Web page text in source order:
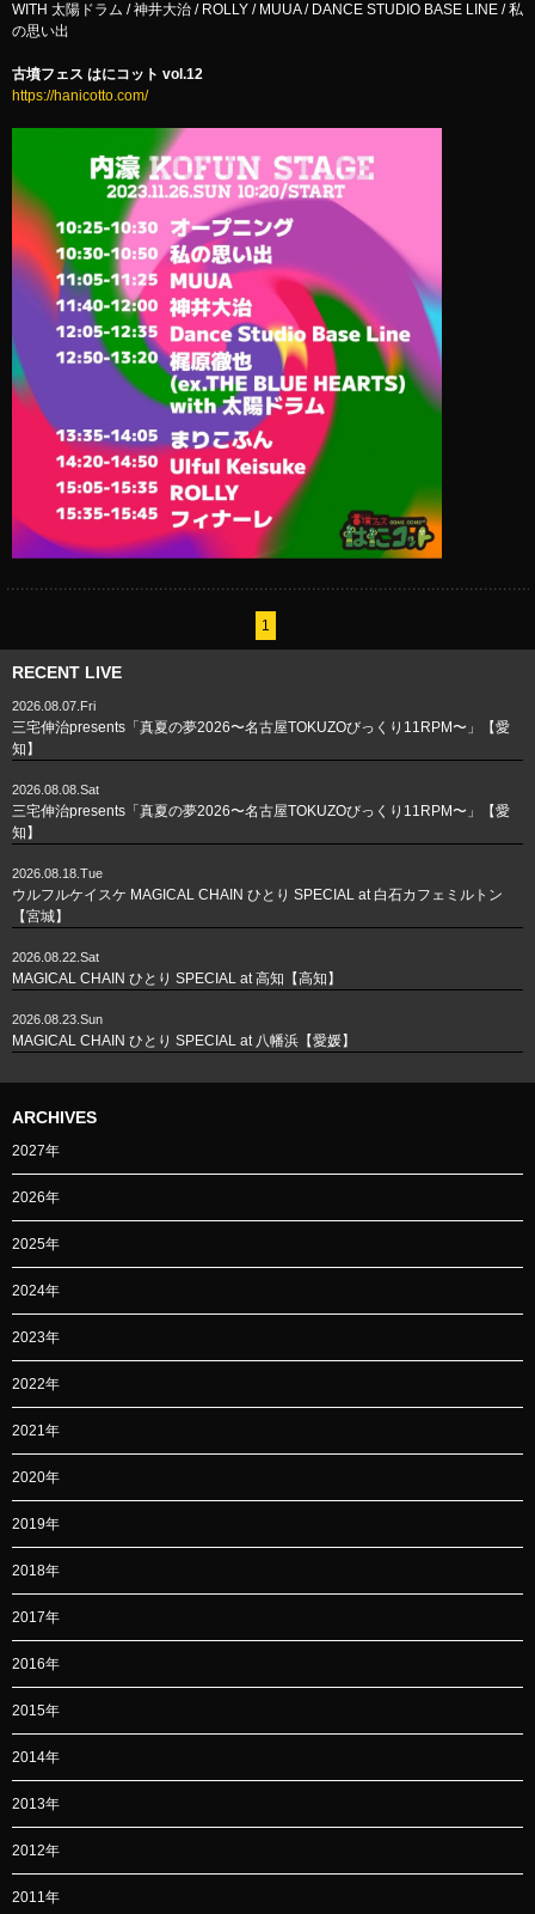
WITH 太陽ドラム / 神井大治 / ROLLY / MUUA / DANCE STUDIO BASE LINE / 私
の思い出
古墳フェス はにコット vol.12
https://hanicotto.com/
1
RECENT LIVE
2026.08.07.Fri
三宅伸治presents「真夏の夢2026〜名古屋TOKUZOびっくり11RPM〜」【愛
知】
2026.08.08.Sat
三宅伸治presents「真夏の夢2026〜名古屋TOKUZOびっくり11RPM〜」【愛
知】
2026.08.18.Tue
ウルフルケイスケ MAGICAL CHAIN ひとり SPECIAL at 白石カフェミルトン
【宮城】
2026.08.22.Sat
MAGICAL CHAIN ひとり SPECIAL at 高知【高知】
2026.08.23.Sun
MAGICAL CHAIN ひとり SPECIAL at 八幡浜【愛媛】
ARCHIVES
2027年
2026年
2025年
2024年
2023年
2022年
2021年
2020年
2019年
2018年
2017年
2016年
2015年
2014年
2013年
2012年
2011年